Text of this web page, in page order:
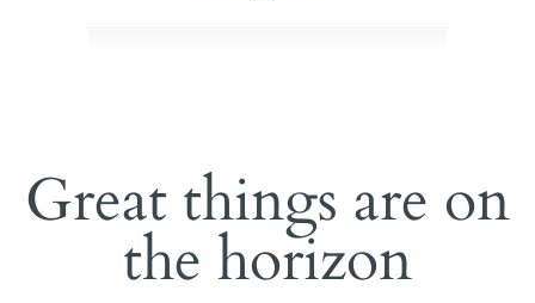
Great things are on
the horizon